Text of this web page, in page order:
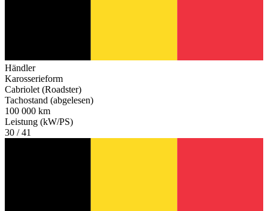
Händler
Karosserieform
Cabriolet (Roadster)
Tachostand (abgelesen)
100 000 km
Leistung (kW/PS)
30 / 41